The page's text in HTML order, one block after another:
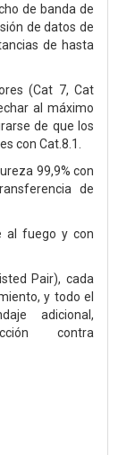
de banda de
de datos de
de hasta
(Cat 7, Cat
al máximo
de que los
con Cat.8.1.
99,9% con
de
al fuego y con
Pair), cada
y todo el
adicional,
contra